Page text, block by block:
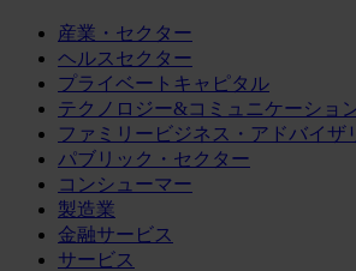
産業・セクター
ヘルスセクター
プライベートキャピタル
テクノロジー&コミュニケーショ
ファミリービジネス・アドバイザ
パブリック・セクター
コンシューマー
製造業
金融サービス
サービス